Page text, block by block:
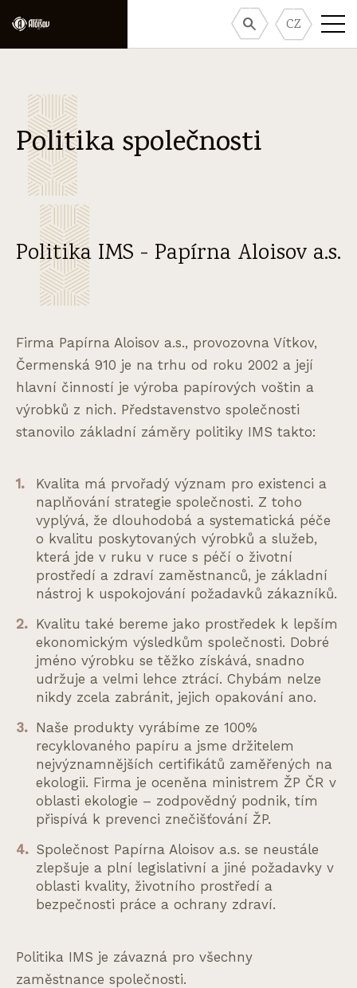
CZ
Politika společnosti
Politika IMS - Papírna Aloisov a.s.
Firma Papírna Aloisov a.s., provozovna Vítkov,
Čermenská 910 je na trhu od roku 2002 a její
hlavní činností je výroba papírových voštin a
výrobků z nich. Představenstvo společnosti
stanovilo základní záměry politiky IMS takto:
Kvalita má prvořadý význam pro existenci a
naplňování strategie společnosti. Z toho
vyplývá, že dlouhodobá a systematická péče
o kvalitu poskytovaných výrobků a služeb,
která jde v ruku v ruce s péčí o životní
prostředí a zdraví zaměstnanců, je základní
nástroj k uspokojování požadavků zákazníků.
Kvalitu také bereme jako prostředek k lepším
ekonomickým výsledkům společnosti. Dobré
jméno výrobku se těžko získává, snadno
udržuje a velmi lehce ztrácí. Chybám nelze
nikdy zcela zabránit, jejich opakování ano.
Naše produkty vyrábíme ze 100%
recyklovaného papíru a jsme držitelem
nejvýznamnějších certifikátů zaměřených na
ekologii. Firma je oceněna ministrem ŽP ČR v
oblasti ekologie – zodpovědný podnik, tím
přispívá k prevenci znečišťování ŽP.
Společnost Papírna Aloisov a.s. se neustále
zlepšuje a plní legislativní a jiné požadavky v
oblasti kvality, životního prostředí a
bezpečnosti práce a ochrany zdraví.
Politika IMS je závazná pro všechny
zaměstnance společnosti.